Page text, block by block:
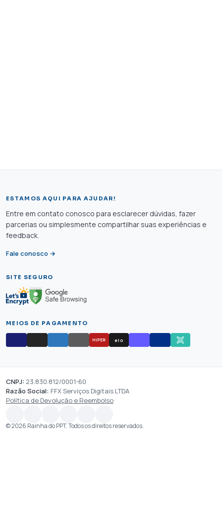
ESTAMOS AQUI PARA AJUDAR!
Entre em contato conosco para esclarecer dúvidas, fazer
parcerias ou simplesmente compartilhar suas experiências e
feedback.
Fale conosco →
SITE SEGURO
MEIOS DE PAGAMENTO
HIPER elo
CNPJ: 23.830.812/0001-60
Razão Social: FFX Serviços Digitais LTDA
Política de Devolução e Reembolso
© 2026 Rainha do PPT. Todos os direitos reservados.